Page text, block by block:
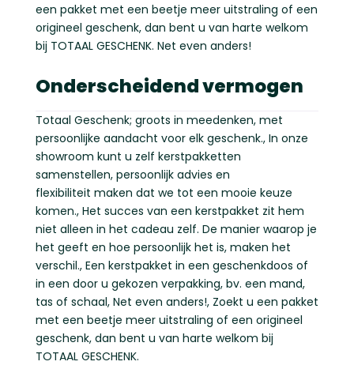
een pakket met een beetje meer uitstraling of een
origineel geschenk, dan bent u van harte welkom
bij TOTAAL GESCHENK. Net even anders!
Onderscheidend vermogen
Totaal Geschenk; groots in meedenken, met
persoonlijke aandacht voor elk geschenk., In onze
showroom kunt u zelf kerstpakketten
samenstellen, persoonlijk advies en
flexibiliteit maken dat we tot een mooie keuze
komen., Het succes van een kerstpakket zit hem
niet alleen in het cadeau zelf. De manier waarop je
het geeft en hoe persoonlijk het is, maken het
verschil., Een kerstpakket in een geschenkdoos of
in een door u gekozen verpakking, bv. een mand,
tas of schaal, Net even anders!, Zoekt u een pakket
met een beetje meer uitstraling of een origineel
geschenk, dan bent u van harte welkom bij
TOTAAL GESCHENK.